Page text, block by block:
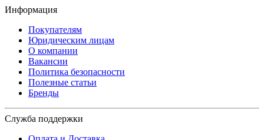
Информация
Покупателям
Юридическим лицам
О компании
Вакансии
Политика безопасности
Полезные статьи
Бренды
Служба поддержки